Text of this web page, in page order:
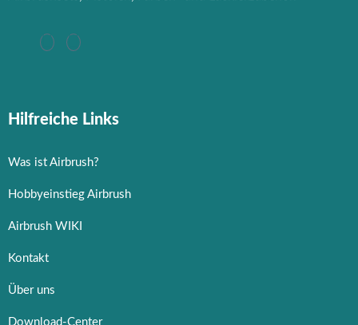
Hilfreiche Links
Was ist Airbrush?
Hobbyeinstieg Airbrush
Airbrush WIKI
Kontakt
Über uns
Download-Center